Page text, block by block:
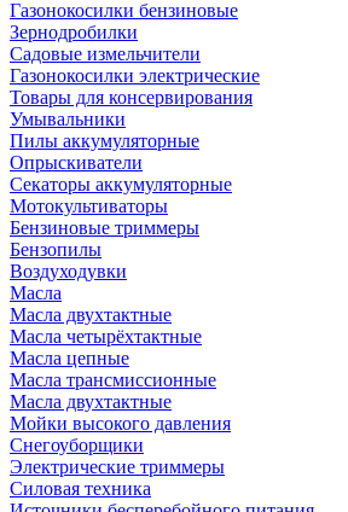
Газонокосилки бензиновые
Зернодробилки
Садовые измельчители
Газонокосилки электрические
Товары для консервирования
Умывальники
Пилы аккумуляторные
Опрыскиватели
Секаторы аккумуляторные
Мотокультиваторы
Бензиновые триммеры
Бензопилы
Воздуходувки
Масла
Масла двухтактные
Масла четырёхтактные
Масла цепные
Масла трансмиссионные
Масла двухтактные
Мойки высокого давления
Снегоуборщики
Электрические триммеры
Силовая техника